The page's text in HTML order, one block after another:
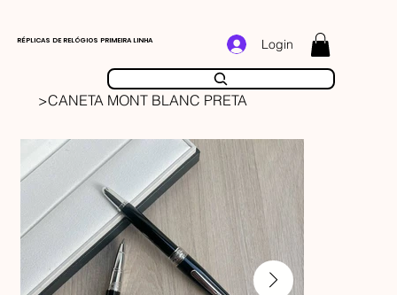
RÉPLICAS DE RELÓGIOS PRIMEIRA LINHA Login
>CANETA MONT BLANC PRETA